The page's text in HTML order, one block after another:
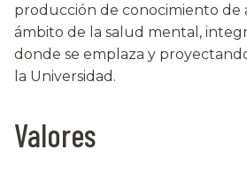
producción de conocimiento de
ámbito de la salud mental,
donde se emplaza y
la Universidad.
Valores